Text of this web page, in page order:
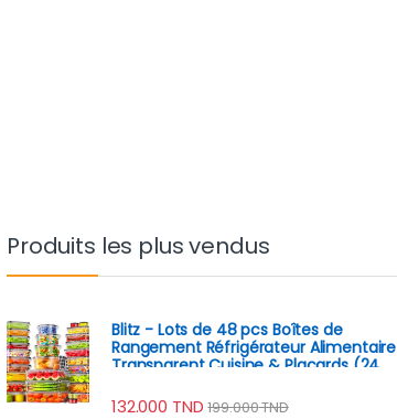
Produits les plus vendus
Blitz - Lots de 48 pcs Boîtes de
Rangement Réfrigérateur Alimentaire
Transparent Cuisine & Placards (24
132.000 TND 199.000TND